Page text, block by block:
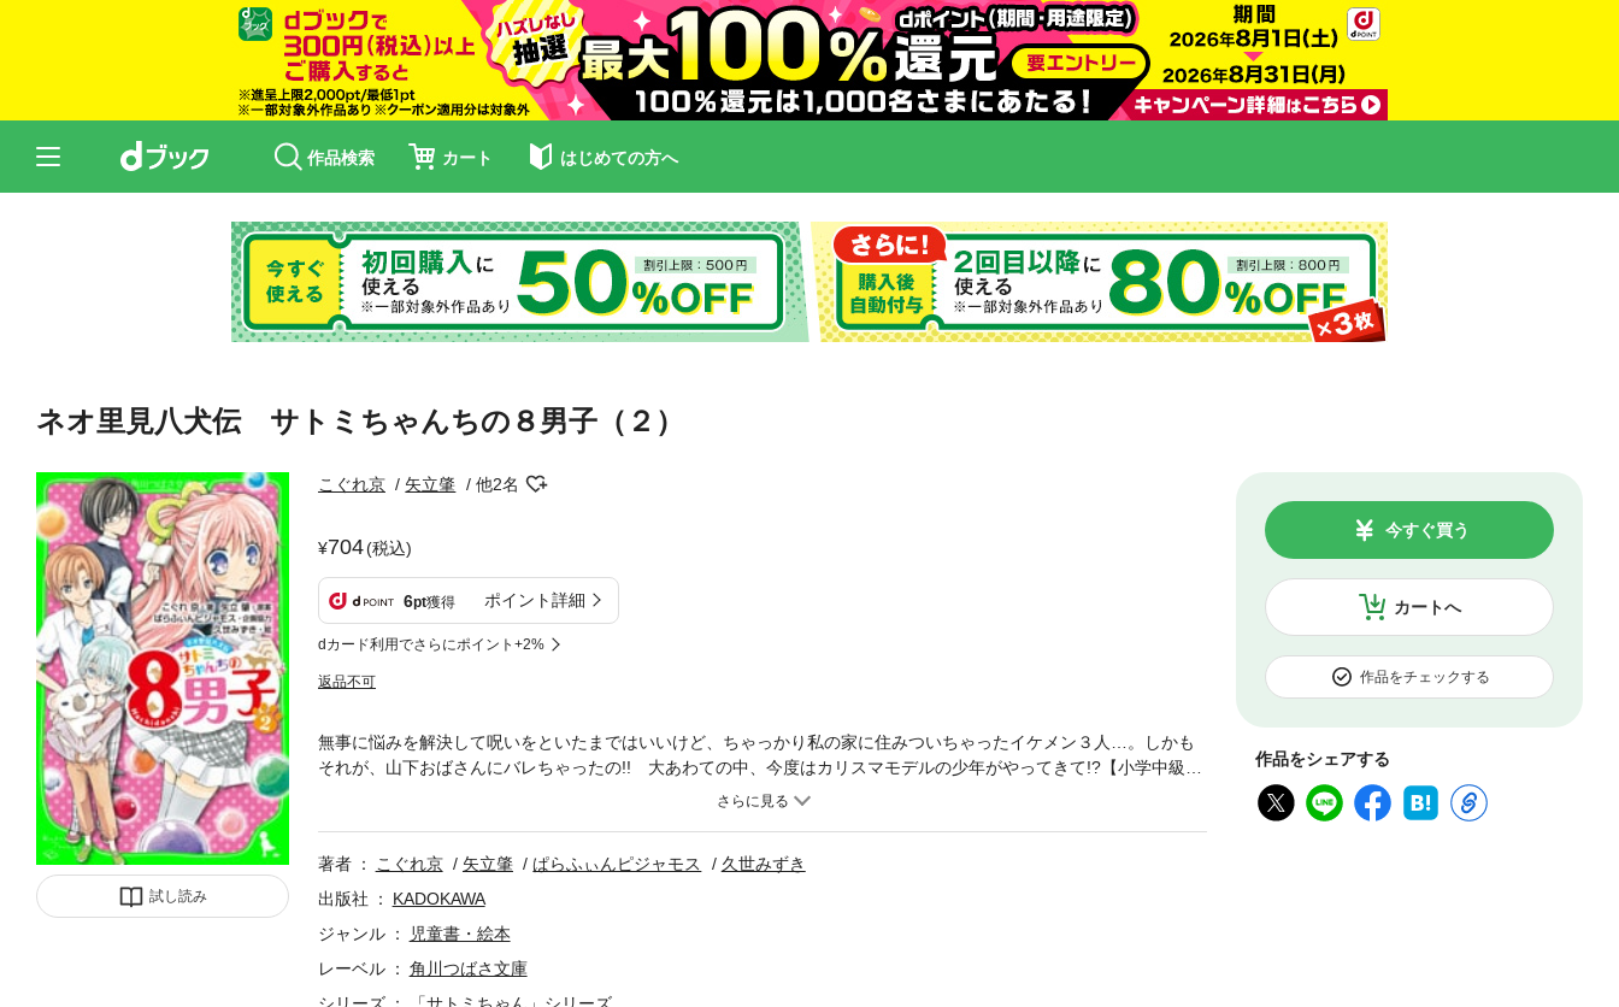
作品検索 カート はじめての方へ
ネオ里見八犬伝 サトミちゃんちの８男子（２）
試し読み
こぐれ京 矢立肇 他2名
704(税込)
6pt獲得 ポイント詳細
dカード利用でさらにポイント+2%
返品不可
カートへ
今すぐ買う
作品をチェックする
作品をシェアする
無事に悩みを解決して呪いをといたまではいいけど、ちゃっかり私の家に住みついちゃったイケメン３人…。しかも
それが、山下おばさんにバレちゃったの!! 大あわての中、今度はカリスマモデルの少年がやってきて!?【小学中級か
著者 こぐれ京 矢立肇 ぱらふぃんピジャモス
久世みずき
出版社
KADOKAWA
ジャンル
児童書・絵本
レーベル
角川つばさ文庫